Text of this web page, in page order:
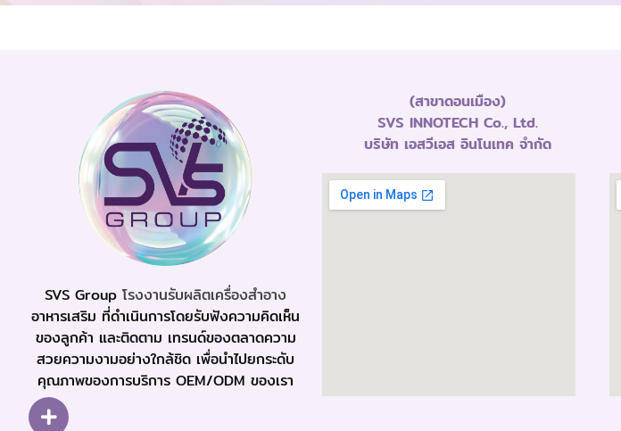
SVS Group โรงงานรับผลิตเครื่องสำอาง
อาหารเสริม ที่ดำเนินการโดยรับฟังความคิดเห็น
ของลูกค้า และติดตาม เทรนด์ของตลาดความ
สวยความงามอย่างใกล้ชิด เพื่อนำไปยกระดับ
คุณภาพของการบริการ OEM/ODM ของเรา
(สาขาดอนเมือง)
SVS INNOTECH Co., Ltd.
บริษัท เอสวีเอส อินโนเทค จำกัด